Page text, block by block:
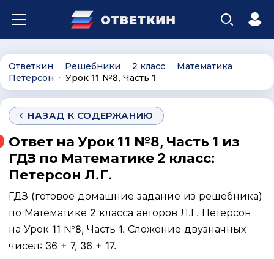
Ответкин ∙ Решебники ∙ 2 класс ∙ Математика ∙
Петерсон ∙ Урок 11 №8, Часть 1
НАЗАД К СОДЕРЖАНИЮ
Ответ на Урок 11 №8, Часть 1 из
ГДЗ по Математике 2 класс:
Петерсон Л.Г.
ГДЗ (готовое домашние задание из решебника)
по Математике 2 класса авторов Л.Г. Петерсон
на Урок 11 №8, Часть 1. Сложение двузначных
чисел: 36 + 7, 36 + 17.